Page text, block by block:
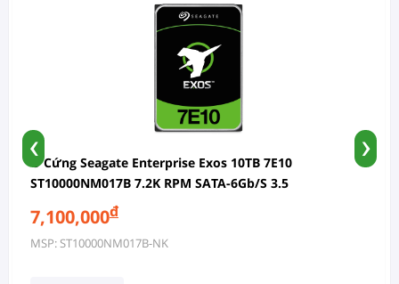
Ổ Cứng Seagate Enterprise Exos 10TB 7E10
ST10000NM017B 7.2K RPM SATA-6Gb/s 3.5
7,100,000đ
MSP: ST10000NM017B-NK
‹ ›